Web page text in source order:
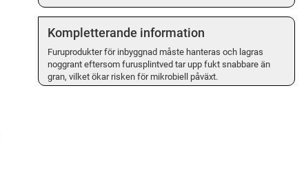
Kompletterande information
Furuprodukter för inbyggnad måste hanteras och lagras
noggrant eftersom furusplintved tar upp fukt snabbare än
gran, vilket ökar risken för mikrobiell påväxt.